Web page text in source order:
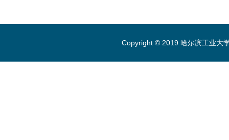
Copyright © 2019 哈尔滨工业大